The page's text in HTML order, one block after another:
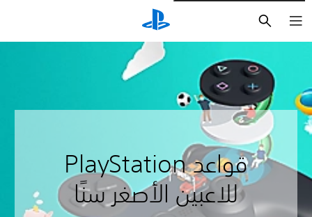
قواعد PlayStation
للاعبين الأصغر سنًا